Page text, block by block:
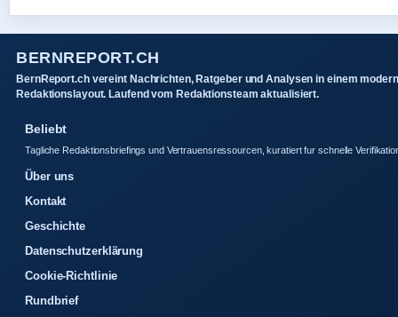
BERNREPORT.CH
BernReport.ch vereint Nachrichten, Ratgeber und Analysen in einem
Redaktionslayout. Laufend vom Redaktionsteam aktualisiert.
Beliebt
Tagliche Redaktionsbriefings und Vertrauensressourcen, kuratiert fur schnelle
Über uns
Kontakt
Geschichte
Datenschutzerklärung
Cookie-Richtlinie
Rundbrief